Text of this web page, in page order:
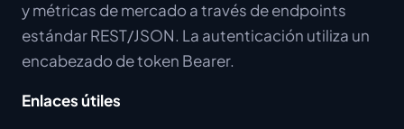
y métricas de mercado a través de endpoints
estándar REST/JSON. La autenticación utiliza un
encabezado de token Bearer.
Enlaces útiles